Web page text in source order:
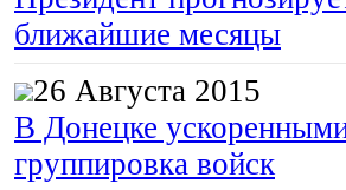
ближайшие месяцы
26 Августа 2015
В Донецке
группировка войск